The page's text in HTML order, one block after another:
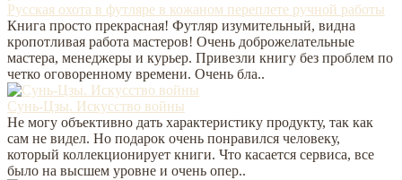
Русская охота в футляре в кожаном переплете ручной работы
Книга просто прекрасная! Футляр изумительный, видна
кропотливая работа мастеров! Очень доброжелательные
мастера, менеджеры и курьер. Привезли книгу без проблем по
четко оговоренному времени. Очень бла..
Сунь-Цзы. Искусство войны
Не могу объективно дать характеристику продукту, так как
сам не видел. Но подарок очень понравился человеку,
который коллекционирует книги. Что касается сервиса, все
было на высшем уровне и очень опер..